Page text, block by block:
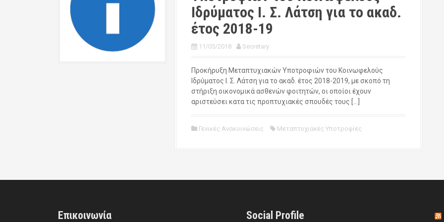
Ιδρύματος Ι. Σ. Λάτση για το ακαδ.
έτος 2018-19
11/05/2018 Secretary
Προκήρυξη Μεταπτυχιακών Υποτροφιών του Κοινωφελούς
Ιδρύματος Ι. Σ. Λάτση για το ακαδ. έτος 2018-2019, με σκοπό τη
στήριξη οικονομικά ασθενών φοιτητών, οι οποίοι έχουν
αριστεύσει κατα τις προπτυχιακές σπουδές τους […]
Γενικές Ανακοινώσεις Μεταπτυχιακές Υποτροφίες
Επικοινωνία Social Profile